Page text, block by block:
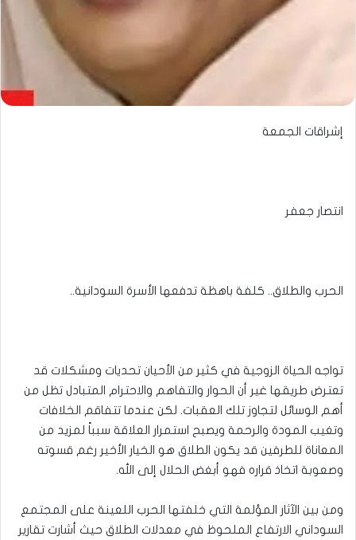
إشراقات الجمعة
انتصار جعفر
الحرب والطلاق.. كلفة باهظة تدفعها الأسرة السودانية..
تواجه الحياة الزوجية في كثير من الأحيان تحديات ومشكلات قد
تعترض طريقها غير أن الحوار والتفاهم والاحترام المتبادل تظل من
أهم الوسائل لتجاوز تلك العقبات. لكن عندما تتفاقم الخلافات
وتغيب المودة والرحمة ويصبح استمرار العلاقة سبباً لمزيد من
المعاناة للطرفين قد يكون الطلاق هو الخيار الأخير رغم قسوته
وصعوبة اتخاذ قراره فهو أبغض الحلال إلى الله.
ومن بين الآثار المؤلمة التي خلفتها الحرب اللعينة على المجتمع
السوداني الارتفاع الملحوظ في معدلات الطلاق حيث أشارت تقارير